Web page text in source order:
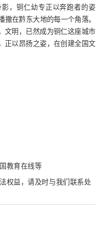
，铜仁幼专正以奔跑者的姿
在黔东大地的每一个角落。
文明，已然成为铜仁这座城市
正以昂扬之姿，在创建全国文
教育在线等
权益，请及时与我们联系处